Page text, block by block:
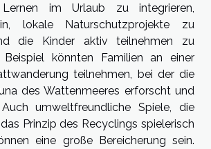
Lernen im Urlaub zu integrieren,
lokale Naturschutzprojekte zu
die Kinder aktiv teilnehmen zu
könnten Familien an einer
teilnehmen, bei der die
des Wattenmeeres erforscht und
umweltfreundliche Spiele, die
Prinzip des Recyclings spielerisch
eine große Bereicherung sein.